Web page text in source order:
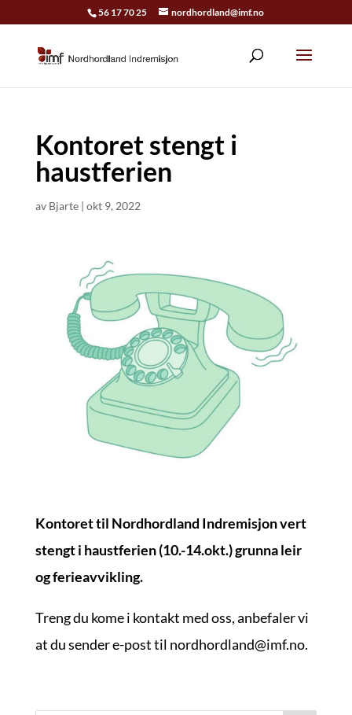
56 17 70 25 nordhordland@imf.no
Kontoret stengt i
haustferien
av Bjarte| okt 9, 2022
Kontoret til Nordhordland Indremisjon vert
stengt i haustferien (10.-14.okt.) grunna leir
og ferieavvikling.
Treng du kome i kontakt med oss, anbefaler vi
at du sender e-post til nordhordland@imf.no.